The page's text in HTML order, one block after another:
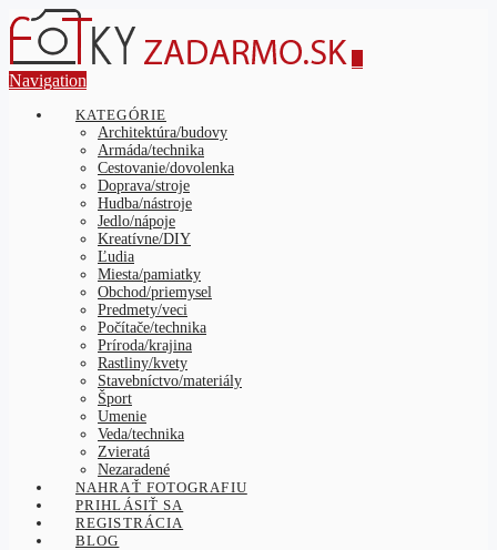
Navigation
KATEGÓRIE
Architektúra/budovy
Armáda/technika
Cestovanie/dovolenka
Doprava/stroje
Hudba/nástroje
Jedlo/nápoje
Kreatívne/DIY
Ľudia
Miesta/pamiatky
Obchod/priemysel
Predmety/veci
Počítače/technika
Príroda/krajina
Rastliny/kvety
Stavebníctvo/materiály
Šport
Umenie
Veda/technika
Zvieratá
Nezaradené
NAHRAŤ FOTOGRAFIU
PRIHLÁSIŤ SA
REGISTRÁCIA
BLOG